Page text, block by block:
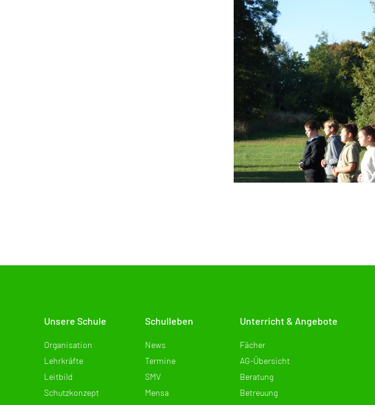
Unsere Schule
Organisation
Lehrkräfte
Leitbild
Schutzkonzept
Schulleben
News
Termine
SMV
Mensa
Unterricht & Angebote
Fächer
AG-Übersicht
Beratung
Betreuung